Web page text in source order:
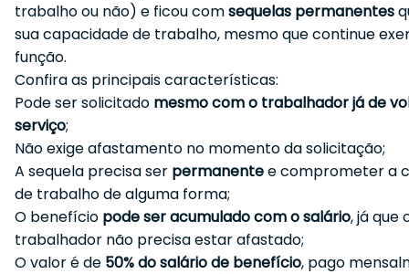
trabalho ou não) e ficou comsequelas permanentes
sua capacidade de trabalho, mesmo que continue
função.
Confira as principais características:
Pode ser solicitado mesmo com o trabalhador já de
serviço;
Não exige afastamento no momento da solicitação;
A sequela precisa ser permanentee comprometer a
de trabalho de alguma forma;
O benefício pode ser acumulado com o salário, já que
trabalhador não precisa estar afastado;
O valor é de 50% do salário de benefício, pago